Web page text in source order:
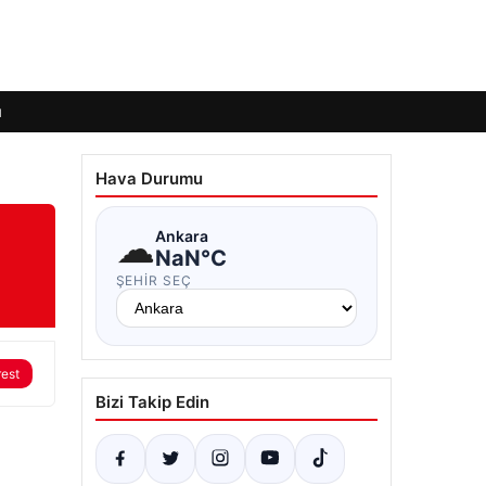
Hava Durumu
☁Ankara
NaN°C
ŞEHIR SEÇ
Bizi Takip Edin